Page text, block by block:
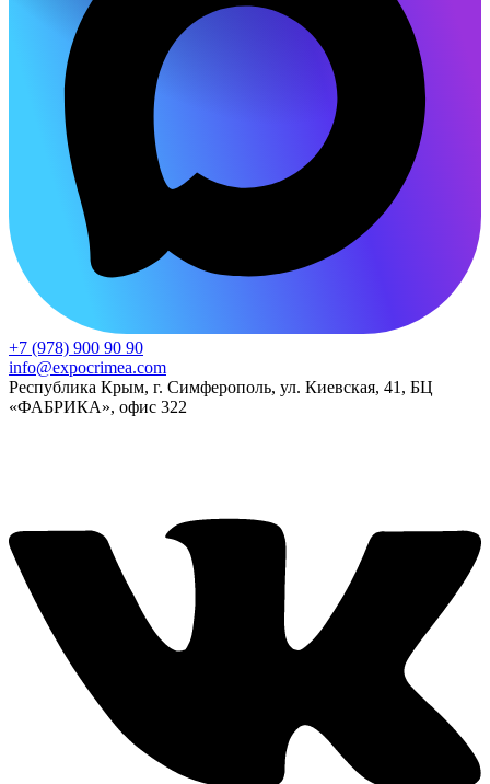
+7 (978) 900 90 90
info@expocrimea.com
Республика Крым, г. Симферополь, ул. Киевская, 41, БЦ
«ФАБРИКА», офис 322